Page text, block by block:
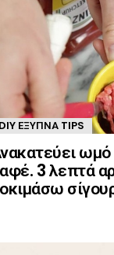
ΈΞΥΠΝΑ TIPS
ωμό
3 λεπτά